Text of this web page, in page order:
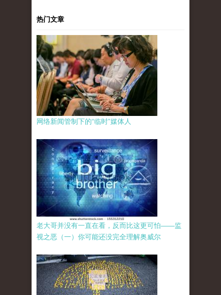
热门文章
网络新闻管制下的“临时”媒体人
老大哥并没有一直在看，反而比这更可怕——监
视之恶（一）你可能还没完全理解奥威尔